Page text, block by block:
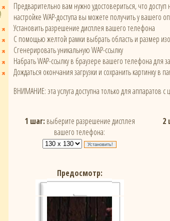
Предварительно вам нужно удостовериться, что
настройке WAP-доступа вы можете получить у вашего
Установить разрешение дисплея вашего телефона
С помощью желтой рамки выбрать область и размер
Сгенерировать уникальную WAP-ссылку
Набрать WAP-ссылку в браузере вашего телефона для
Дождаться окончания загрузки и сохранить картинку в
ВНИМАНИЕ: эта услуга доступна только для
1 шаг: выберите разрешение дисплея
вашего телефона:
Предосмотр:
2